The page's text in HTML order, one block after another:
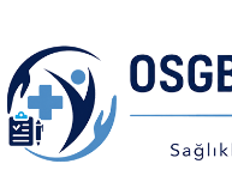
MANİSA
MARDİN